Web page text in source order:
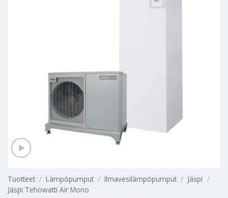
Tuotteet / Lämpöpumput / Ilmavesilämpöpumput / Jäspi /
Jäspi Tehowatti Air Mono